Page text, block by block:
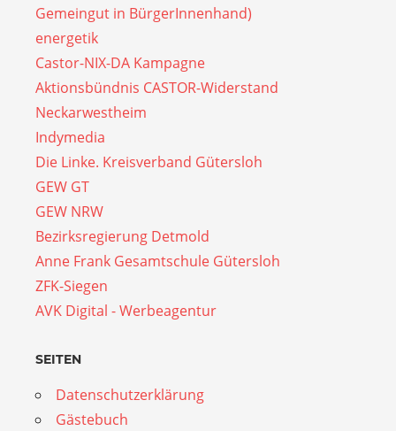
Gemeingut in BürgerInnenhand)
energetik
Castor-NIX-DA Kampagne
Aktionsbündnis CASTOR-Widerstand
Neckarwestheim
Indymedia
Die Linke. Kreisverband Gütersloh
GEW GT
GEW NRW
Bezirksregierung Detmold
Anne Frank Gesamtschule Gütersloh
ZFK-Siegen
AVK Digital - Werbeagentur
SEITEN
Datenschutzerklärung
Gästebuch